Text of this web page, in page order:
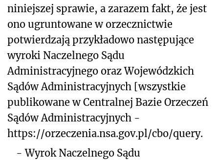
niniejszej sprawie, a zarazem fakt, że jest
ono ugruntowane w orzecznictwie
potwierdzają przykładowo następujące
wyroki Naczelnego Sądu
Administracyjnego oraz Wojewódzkich
Sądów Administracyjnych [wszystkie
publikowane w Centralnej Bazie Orzeczeń
Sądów Administracyjnych -
https://orzeczenia.nsa.gov.pl/cbo/query.
- Wyrok Naczelnego Sądu